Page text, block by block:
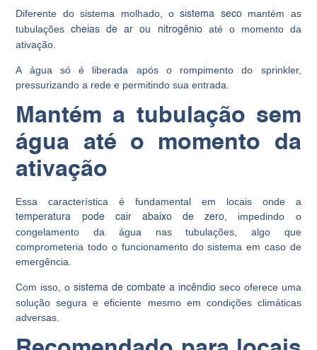
Diferente do sistema molhado, osistema secomantém as
tubulaçõescheias de ar ou nitrogênioaté o momento da
ativação.
A água só é liberada após o rompimento do sprinkler,
pressurizando a rede e permitindo sua entrada.
Mantém a tubulação sem
água até o momento da
ativação
Essa característica é fundamental em locais onde a
temperatura pode cair abaixo de zero , impedindo o
congelamento da água nas tubulações, algo que
comprometeria todo o funcionamento do sistema em caso de
emergência.
Com isso, osistema de combate a incêndioseco oferece uma
solução segura e eficiente mesmo em condições climáticas
adversas.